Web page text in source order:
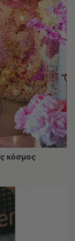
κόσμος